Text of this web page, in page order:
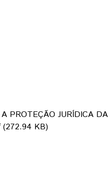
PROTEÇÃO JURÍDICA DA
(272.94 KB)